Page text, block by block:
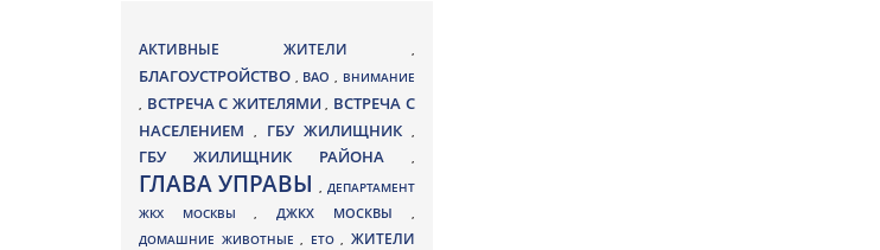
АКТИВНЫЕ ЖИТЕЛИ ,
БЛАГОУСТРОЙСТВО , ВАО , ВНИМАНИЕ
, ВСТРЕЧА С ЖИТЕЛЯМИ, ВСТРЕЧА С
НАСЕЛЕНИЕМ
, ГБУ ЖИЛИЩНИК ,
ГБУ ЖИЛИЩНИК РАЙОНА ,
ГЛАВА УПРАВЫ, ДЕПАРТАМЕНТ
ЖКХ МОСКВЫ,ДЖКХ МОСКВЫ ,
ДОМАШНИЕ ЖИВОТНЫЕ , ЕТО , ЖИТЕЛИ